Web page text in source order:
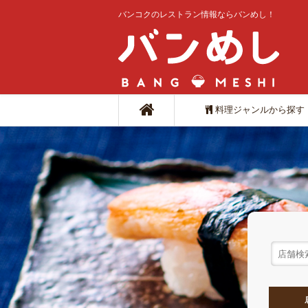
バンコクのレストラン情報ならバンめし！
料理ジャンルから探す